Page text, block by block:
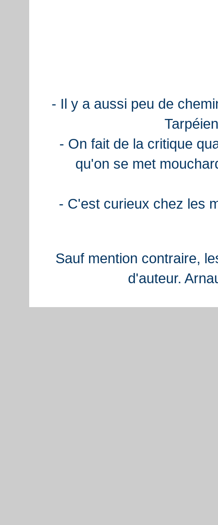
- Il y a aussi peu de
- On fait de la critique
qu'on se met
- C'est curieux chez les
Sauf mention contraire,
d'auteur.